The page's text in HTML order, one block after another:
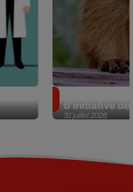
31 juillet 2026
d’initiative